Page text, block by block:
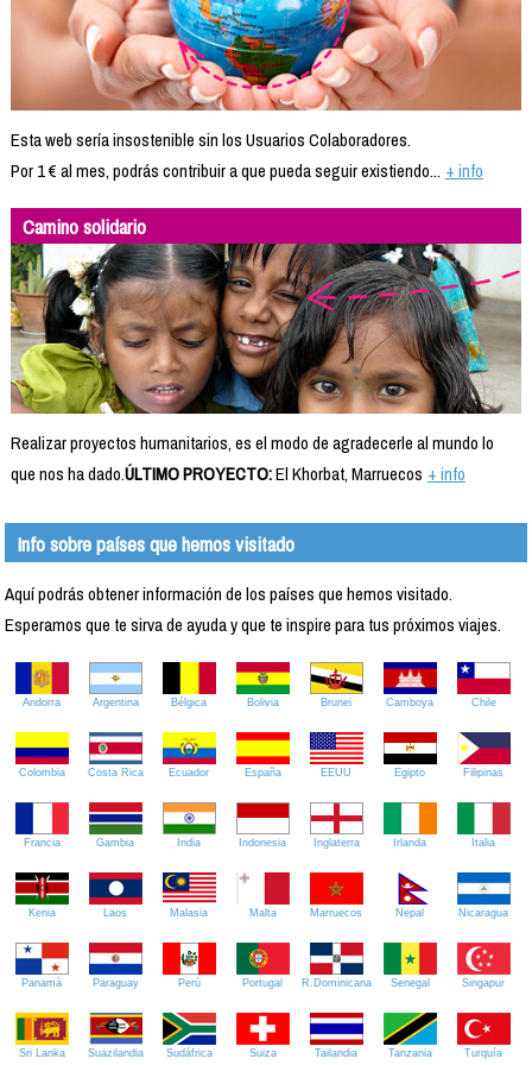
Esta web sería insostenible sin los Usuarios Colaboradores.
Por 1 € al mes, podrás contribuir a que pueda seguir existiendo... + info
Camino solidario
Realizar proyectos humanitarios, es el modo de agradecerle al mundo lo
que nos ha dado.ÚLTIMO PROYECTO:El Khorbat, Marruecos + info
Info sobre países que hemos visitado
Aquí podrás obtener información de los países que hemos visitado.
Esperamos que te sirva de ayuda y que te inspire para tus próximos viajes.
Andorra Argentina Bélgica Bolivia Brunei Camboya Chile
Colombia Costa Rica Ecuador España EEUU Egipto Filipinas
Francia Gambia India Indonesia Inglaterra Irlanda Italia
Kenia Laos Malasia Malta Marruecos Nepal Nicaragua
Panamá Paraguay Perú Portugal R.Dominicana Senegal Singapur
Sri Lanka Suazilandia Sudáfrica Suiza Tailandia Tanzania Turquía